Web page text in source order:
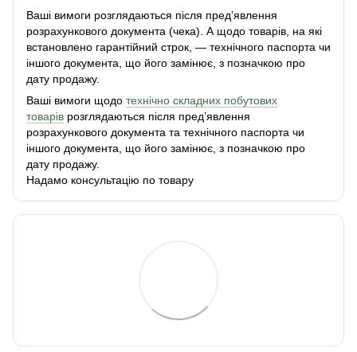
Ваші вимоги розглядаються після пред’явлення
розрахункового документа (чека). А щодо товарів, на які
встановлено гарантійний строк, — технічного паспорта чи
іншого документа, що його замінює, з позначкою про
дату продажу.
Ваші вимоги щодо технічно складних побутових
товарів розглядаються після пред’явлення
розрахункового документа та технічного паспорта чи
іншого документа, що його замінює, з позначкою про
дату продажу.
Надамо консультацію по товару